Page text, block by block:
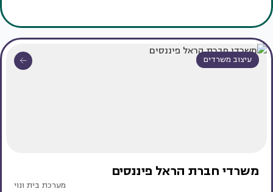
עיצוב משרדים
משרדי חברת הראל פיננסים
מערכת בית ונוי